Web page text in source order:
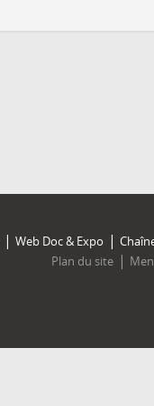
Web Doc & Expo
Plan du site